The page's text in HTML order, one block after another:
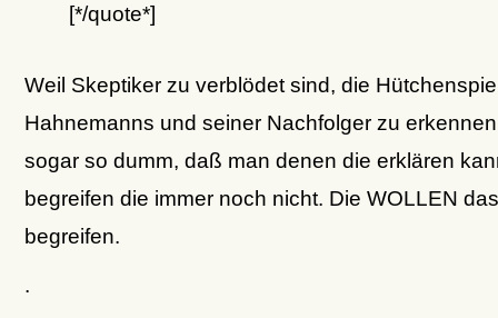
[*/quote*]
Weil Skeptiker zu verblödet sind, die
Hahnemanns und seiner Nachfolger zu
sogar so dumm, daß man denen die erklären
begreifen die immer noch nicht. Die WOLLEN
begreifen.
.